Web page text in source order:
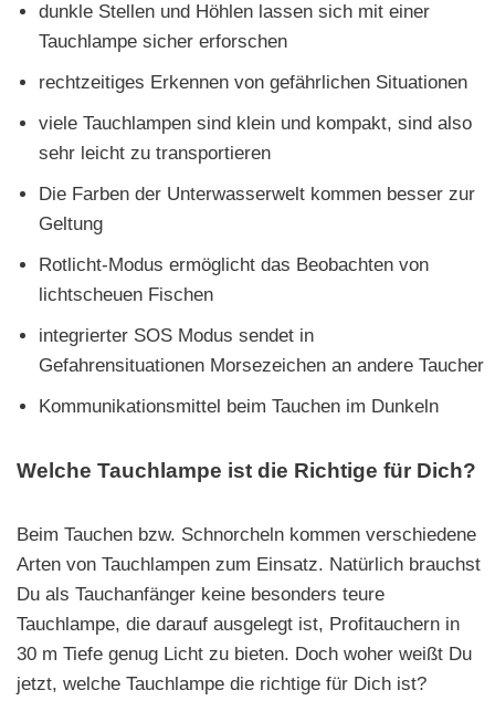
dunkle Stellen und Höhlen lassen sich mit einer
Tauchlampe sicher erforschen
rechtzeitiges Erkennen von gefährlichen Situationen
viele Tauchlampen sind klein und kompakt, sind also
sehr leicht zu transportieren
Die Farben der Unterwasserwelt kommen besser zur
Geltung
Rotlicht-Modus ermöglicht das Beobachten von
lichtscheuen Fischen
integrierter SOS Modus sendet in
Gefahrensituationen Morsezeichen an andere Taucher
Kommunikationsmittel beim Tauchen im Dunkeln
Welche Tauchlampe ist die Richtige für Dich?
Beim Tauchen bzw. Schnorcheln kommen verschiedene
Arten von Tauchlampen zum Einsatz. Natürlich brauchst
Du als Tauchanfänger keine besonders teure
Tauchlampe, die darauf ausgelegt ist, Profitauchern in
30 m Tiefe genug Licht zu bieten. Doch woher weißt Du
jetzt, welche Tauchlampe die richtige für Dich ist?